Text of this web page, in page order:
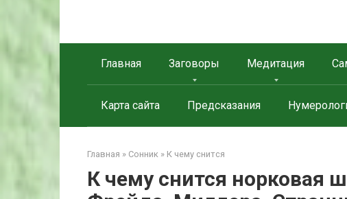
Главная Заговоры Медитация
Карта сайта Предсказания
Главная » Сонник » К чему снится
К чему снится норковая